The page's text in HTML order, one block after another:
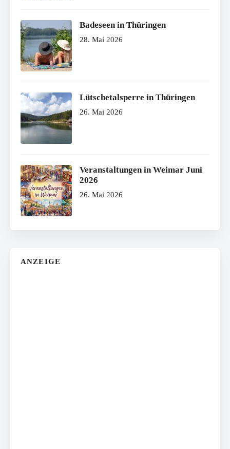
Badeseen in Thüringen
28. Mai 2026
Lütschetalsperre in Thüringen
26. Mai 2026
Veranstaltungen in Weimar Juni
2026
26. Mai 2026
ANZEIGE